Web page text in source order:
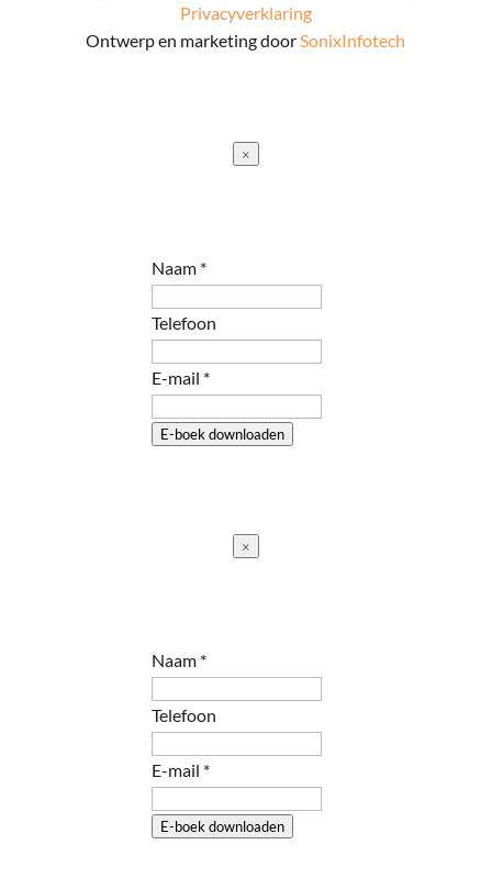
Privacyverklaring
Ontwerp en marketing doorSonixInfotech
×
Naam *
Telefoon
E-mail *
E-boek downloaden
×
Telefoon
E-
Naam *
Telefoon
E-mail *
E-boek downloaden